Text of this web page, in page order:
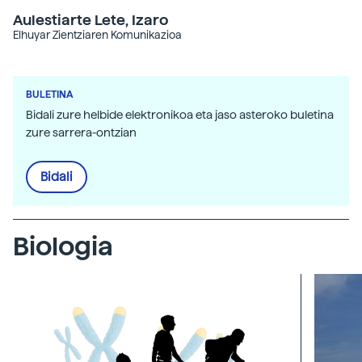
Aulestiarte Lete, Izaro
Elhuyar Zientziaren Komunikazioa
BULETINA
Bidali zure helbide elektronikoa eta jaso asteroko buletina
zure sarrera-ontzian
Bidali
Biologia